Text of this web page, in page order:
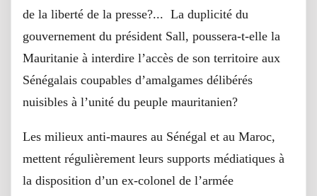
de la liberté de la presse?... La duplicité du
gouvernement du président Sall, poussera-t-elle la
Mauritanie à interdire l’accès de son territoire aux
Sénégalais coupables d’amalgames délibérés
nuisibles à l’unité du peuple mauritanien?
Les milieux anti-maures au Sénégal et au Maroc,
mettent régulièrement leurs supports médiatiques à
la disposition d’un ex-colonel de l’armée